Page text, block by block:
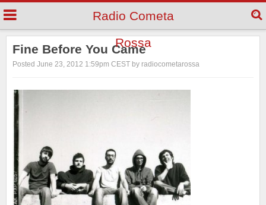
Radio Cometa
Rossa
Fine Before You Came
Posted June 23, 2012 1:59pm CEST by radiocometarossa